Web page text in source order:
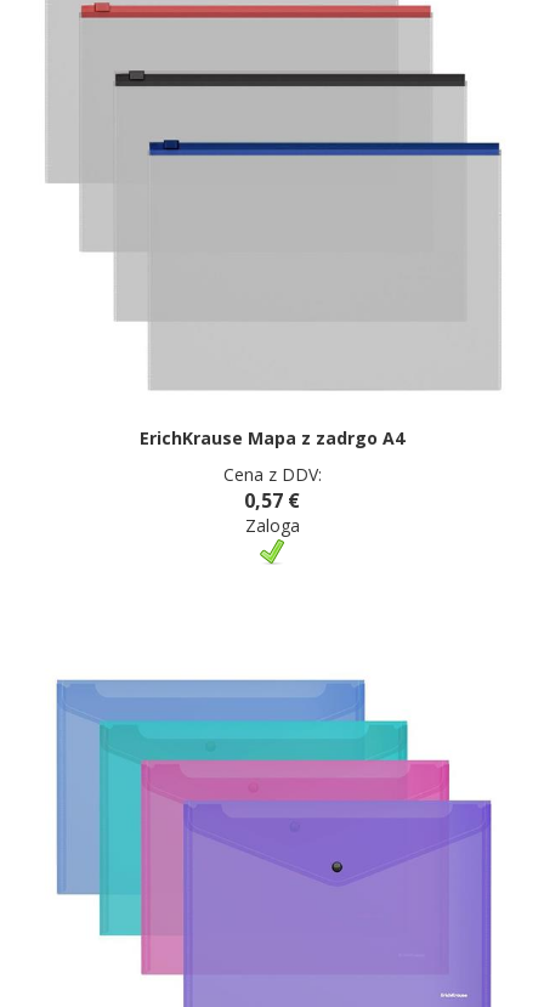
ErichKrause Mapa z zadrgo A4
Cena z DDV:
0,57 €
Zaloga